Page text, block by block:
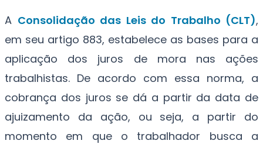
A Consolidação das Leis do Trabalho (CLT),
em seu artigo 883, estabelece as bases para a
aplicação dos juros de mora nas ações
trabalhistas. De acordo com essa norma, a
cobrança dos juros se dá a partir da data de
ajuizamento da ação, ou seja, a partir do
momento em que o trabalhador busca a